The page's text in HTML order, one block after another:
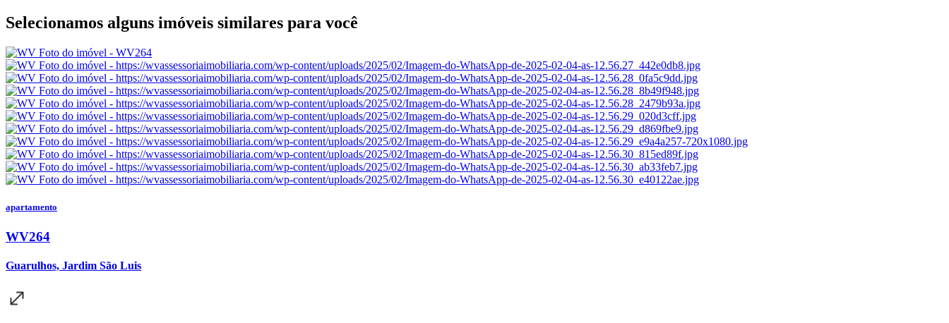
Selecionamos alguns imóveis similares para você
apartamento
WV264
Guarulhos, Jardim São Luis